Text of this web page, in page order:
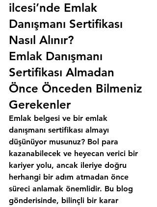
ilcesi’nde Emlak
Danışmanı Sertifikası
Nasıl Alınır?
Emlak Danışmanı
Sertifikası Almadan
Önce Önceden Bilmeniz
Gerekenler
Emlak belgesi ve bir emlak
danışmanı sertifikası almayı
düşünüyor musunuz? Bol para
kazanabilecek ve heyecan verici bir
kariyer yolu, ancak ileriye doğru
herhangi bir adım atmadan önce
süreci anlamak önemlidir. Bu blog
gönderisinde, bilinçli bir karar